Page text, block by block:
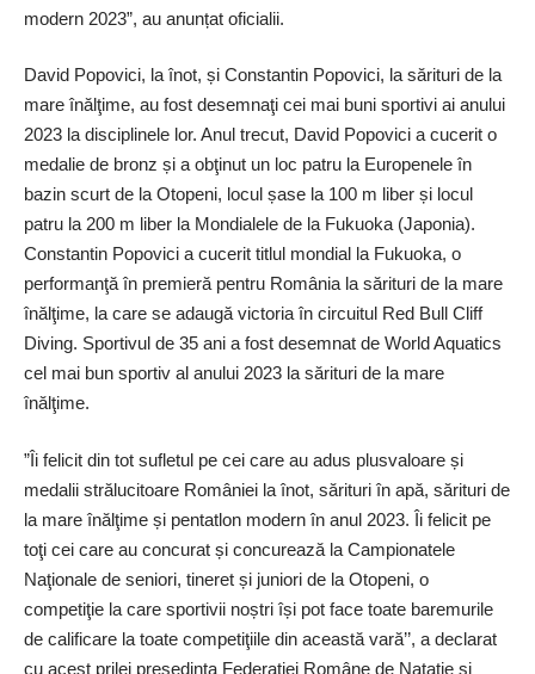
modern 2023”, au anunțat oficialii.
David Popovici, la înot, și Constantin Popovici, la sărituri de la
mare înălţime, au fost desemnaţi cei mai buni sportivi ai anului
2023 la disciplinele lor. Anul trecut, David Popovici a cucerit o
medalie de bronz și a obţinut un loc patru la Europenele în
bazin scurt de la Otopeni, locul șase la 100 m liber și locul
patru la 200 m liber la Mondialele de la Fukuoka (Japonia).
Constantin Popovici a cucerit titlul mondial la Fukuoka, o
performanţă în premieră pentru România la sărituri de la mare
înălţime, la care se adaugă victoria în circuitul Red Bull Cliff
Diving. Sportivul de 35 ani a fost desemnat de World Aquatics
cel mai bun sportiv al anului 2023 la sărituri de la mare
înălţime.
”Îi felicit din tot sufletul pe cei care au adus plusvaloare și
medalii strălucitoare României la înot, sărituri în apă, sărituri de
la mare înălţime și pentatlon modern în anul 2023. Îi felicit pe
toţi cei care au concurat și concurează la Campionatele
Naţionale de seniori, tineret și juniori de la Otopeni, o
competiţie la care sportivii noștri își pot face toate baremurile
de calificare la toate competiţiile din această vară’’, a declarat
cu acest prilej președinta Federaţiei Române de Nataţie și